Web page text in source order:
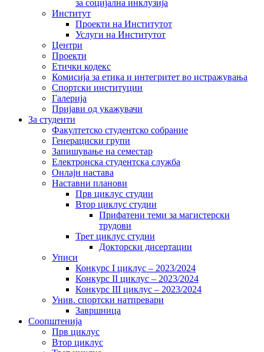
за социјална инклузија
Институт
Проекти на Институтот
Услуги на Институтот
Центри
Проекти
Етички кодекс
Комисија за етика и интегритет во истражувања
Спортски институции
Галерија
Пријави од укажувачи
За студенти
Факултетско студентско собрание
Генерациски групи
Запишување на семестар
Електронска студентска служба
Онлајн настава
Наставни планови
Прв циклус студии
Втор циклус студии
Прифатени теми за магистерски
трудови
Трет циклус студии
Докторски дисертации
Уписи
Конкурс I циклус – 2023/2024
Конкурс II циклус – 2023/2024
Конкурс III циклус – 2023/2024
Унив. спортски натпревари
Завршница
Соопштенија
Прв циклус
Втор циклус